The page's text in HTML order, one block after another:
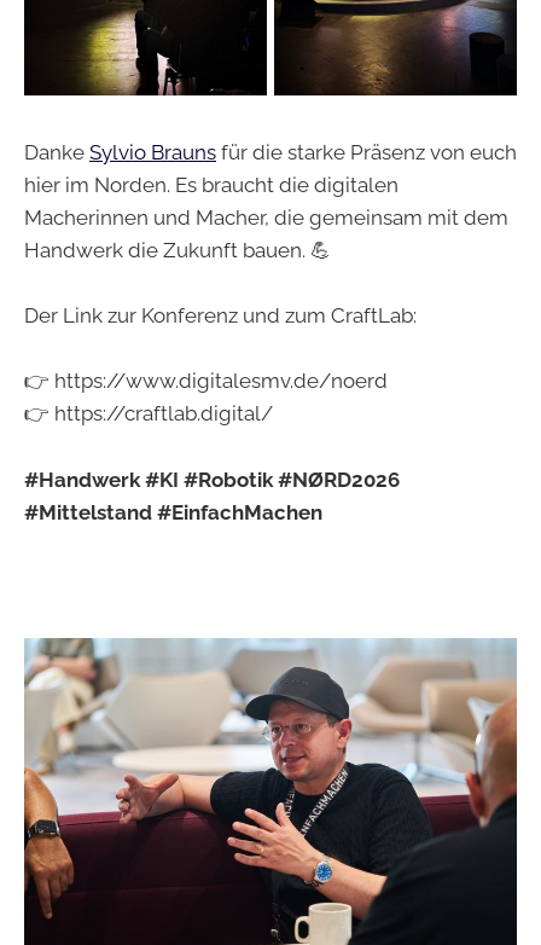
Danke Sylvio Brauns für die starke Präsenz von euch
hier im Norden. Es braucht die digitalen
Macherinnen und Macher, die gemeinsam mit dem
Handwerk die Zukunft bauen. 💪
Der Link zur Konferenz und zum CraftLab:
👉 https://www.digitalesmv.de/noerd
👉 https://craftlab.digital/
#Handwerk #KI #Robotik #NØRD2026
#Mittelstand #EinfachMachen